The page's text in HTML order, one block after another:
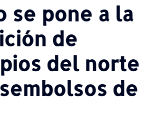
se pone a la
de
del norte
de